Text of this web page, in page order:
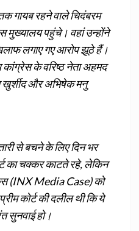
गायब रहने वाले चिदंबरम
मुख्यालय पहुंचे। वहां उन्होंने
लगाए गए आरोप झूठे हैं।
कांग्रेस के वरिष्ठ नेता अहमद
और अभिषेक मनु
से बचने के लिए दिन भर
का चक्कर काटते रहे, लेकिन
(INX Media Case) को
कोर्ट की दलील थी कि ये
सुनवाई हो।